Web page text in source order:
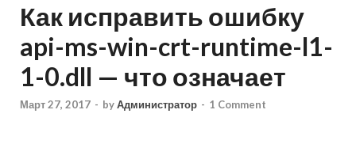
Как исправить ошибку
api-ms-win-crt-runtime-l1-
1-0.dll — что означает
Март 27, 2017 - byАдминистратор - 1 Comment